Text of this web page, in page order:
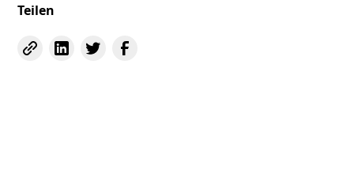
Teilen